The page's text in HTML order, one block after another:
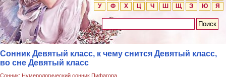
У
Ф Х Ц Ч Ш Щ Э Ю Я
Сонник Девятый класс, к чему снится Девятый класс,
во сне Девятый класс
Сонник: Нумерологический сонник Пифагора